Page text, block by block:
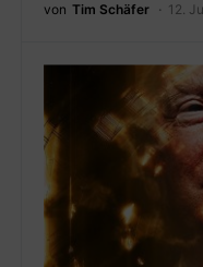
von Tim Schäfer 12.